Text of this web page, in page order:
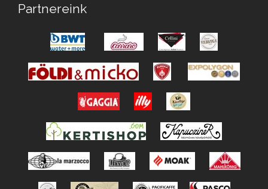
Partnereink